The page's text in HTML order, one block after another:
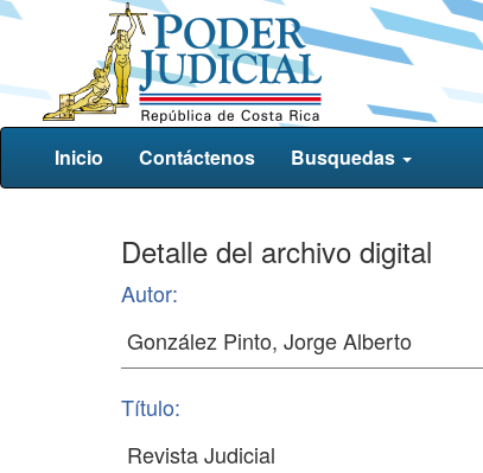
Inicio Contáctenos Busquedas
Detalle del archivo digital
Autor:
Título: